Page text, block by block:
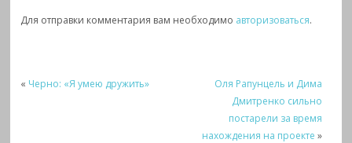
Для отправки комментария вам необходимо авторизоваться.
« Черно: «Я умею дружить»
Оля Рапунцель и Дима
Дмитренко сильно
постарели за время
нахождения на проекте »